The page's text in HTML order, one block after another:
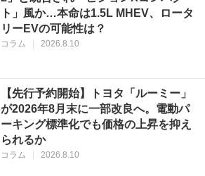
ト」風か…本命は1.5L MHEV、ロータ
リーEVの可能性は？
コラム 2026.8.10
【先行予約開始】トヨタ「ルーミー」
が2026年8月末に一部改良へ。電動パ
ーキング標準化でも価格の上昇を抑え
られるか
コラム 2026.8.10